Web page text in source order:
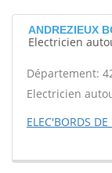
ANDREZIEUX
Electricien
Département:
Electricien
ELEC'BORDS DE